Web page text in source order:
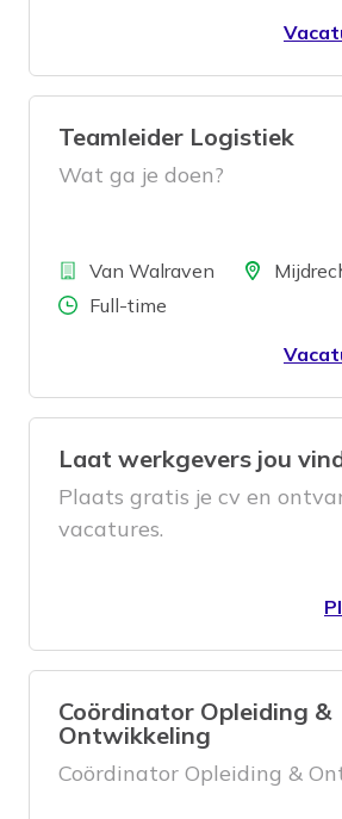
Teamleider Logistiek
Wat ga je doen?
BedrijfVan Walraven Locatie
Aantal uren
Full-time
Laat werkgevers jou
Plaats gratis je cv en
vacatures.
Coördinator Opleiding &
Ontwikkeling
Coördinator Opleiding &